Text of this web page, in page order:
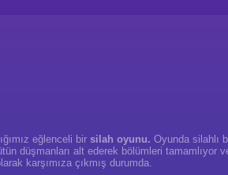
eğlenceli bir silah oyunu. Oyunda silahlı
düşmanları alt ederek bölümleri tamamlıyor
karşımıza çıkmış durumda.